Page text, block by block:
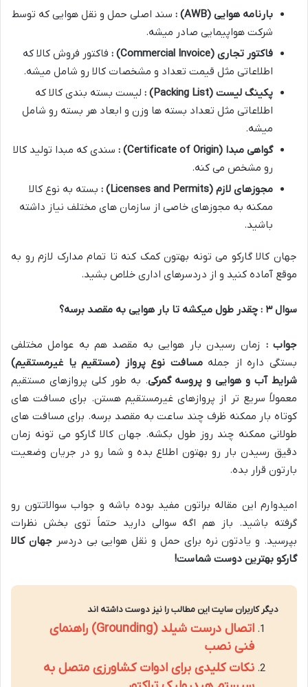
بارنامه هوایی (AWB)
: سند اصلی حمل و نقل هوایی که توسط
شرکت هواپیمایی صادر میشه.
فاکتور تجاری (Commercial Invoice)
: فاکتور فروش کالا که
اطلاعاتی مثل قیمت تعداد و مشخصات کالا رو شامل میشه.
پکینگ لیست (Packing List)
: لیست بسته بندی کالا که
اطلاعاتی مثل تعداد بسته ها وزن و ابعاد هر بسته رو شامل
میشه.
گواهی مبدا (Certificate of Origin)
: سندی که مبدا تولید کالا
رو مشخص می کنه.
مجوزهای لازم (Licenses and Permits)
: بسته به نوع کالا
ممکنه به مجوزهای خاصی از سازمان های مختلف نیاز داشته
باشید.
جهان کالا گارکو می تونه بهتون کمک کنه تا تمام مدارک لازم رو به
موقع آماده کنید و از دردسرهای اداری خلاص بشید.
سوال۳ : چقدر طول میکشه تا بار هوایی به مقصد برسه؟
جواب : زمان رسیدن بار هوایی به مقصد هم به عوامل مختلفی
بستگی داره از جملهمسافت نوع پرواز (مستقیم یا غیرمستقیم)
شرایط آب و هوایی و پروسه گمرکی. به طور کلی پروازهای مستقیم
معمولاً سریع تر از پروازهای غیرمستقیم هستن. برای مسافت های
کوتاه بار ممکنه ظرف چند ساعت به مقصد برسه. برای مسافت های
طولانی ممکنه چند روز طول بکشه. جهان کالا گارکو می تونه زمان
دقیق رسیدن بار رو بهتون اطلاع بده و شما رو در جریان وضعیت
بارتون قرار بده.
امیدوارم این مقاله براتون مفید بوده باشه و جواب سوالاتتون رو
گرفته باشید. باز هم اگه سوالی دارید حتماً توی بخش نظرات
بپرسید. و یادتون نره برای حمل و نقل هوایی بی دردسرجهان کالا
گارکو بهترین دوست شماست!
دیگر کاربران سایت این مطالب را نیز دوست داشته اند
اتصال درست شیلد (Grounding) راهنمای
فنی نصب
نکات کلیدی برای ادوات کشاورزی متصل به